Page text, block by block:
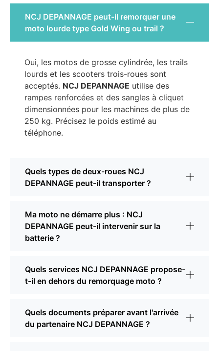
NCJ DEPANNAGE peut-il remorquer une
moto lourde type Gold Wing ou trail ?
Oui, les motos de grosse cylindrée, les trails
lourds et les scooters trois-roues sont
acceptés. NCJ DEPANNAGE utilise des
rampes renforcées et des sangles à cliquet
dimensionnées pour les machines de plus de
250 kg. Précisez le poids estimé au
téléphone.
Quels types de deux-roues NCJ
DEPANNAGE peut-il transporter ?
Ma moto ne démarre plus : NCJ
DEPANNAGE peut-il intervenir sur la
batterie ?
Quels services NCJ DEPANNAGE propose-
t-il en dehors du remorquage moto ?
Quels documents préparer avant l'arrivée
du partenaire NCJ DEPANNAGE ?